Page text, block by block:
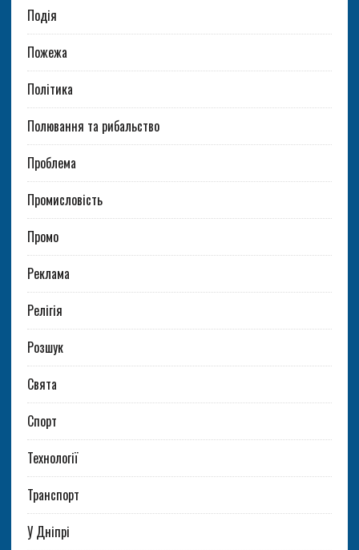
Подія
Пожежа
Політика
Полювання та рибальство
Проблема
Промисловість
Промо
Реклама
Релігія
Розшук
Свята
Спорт
Технології
Транспорт
У Дніпрі